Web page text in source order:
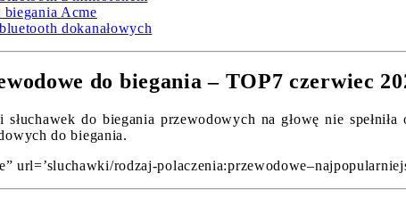
biegania Acme
dokanałowych
do biegania – TOP7 czerwiec
do biegania przewodowych na głowę nie
do biegania.
url=’sluchawki/rodzaj-